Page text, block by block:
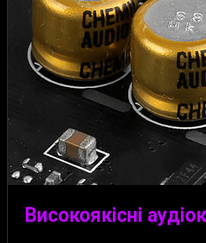
Високоякісні